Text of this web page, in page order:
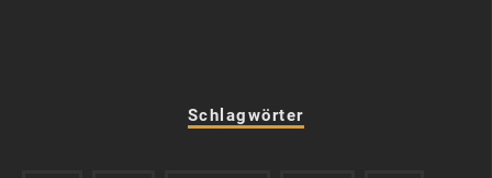
Schlagwörter